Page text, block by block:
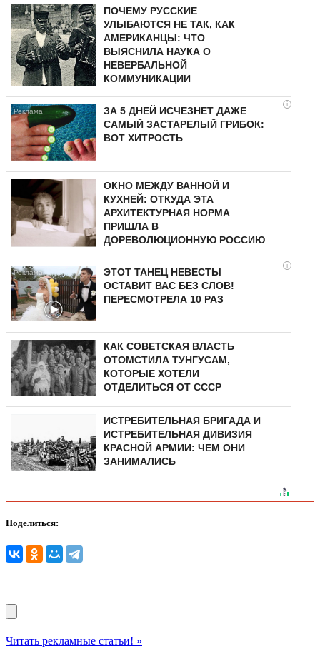
ПОЧЕМУ РУССКИЕ
УЛЫБАЮТСЯ НЕ ТАК, КАК
АМЕРИКАНЦЫ: ЧТО
ВЫЯСНИЛА НАУКА О
НЕВЕРБАЛЬНОЙ
КОММУНИКАЦИИ
i
ЗА 5 ДНЕЙ ИСЧЕЗНЕТ ДАЖЕ
САМЫЙ ЗАСТАРЕЛЫЙ ГРИБОК:
ВОТ ХИТРОСТЬ
ОКНО МЕЖДУ ВАННОЙ И
КУХНЕЙ: ОТКУДА ЭТА
АРХИТЕКТУРНАЯ НОРМА
ПРИШЛА В
ДОРЕВОЛЮЦИОННУЮ РОССИЮ
i
ЭТОТ ТАНЕЦ НЕВЕСТЫ
ОСТАВИТ ВАС БЕЗ СЛОВ!
ПЕРЕСМОТРЕЛА 10 РАЗ
КАК СОВЕТСКАЯ ВЛАСТЬ
ОТОМСТИЛА ТУНГУCAМ,
КОТОРЫЕ ХОТЕЛИ
ОТДЕЛИТЬСЯ ОТ СССР
ИСТРЕБИТЕЛЬНАЯ БРИГАДА И
ИСТРЕБИТЕЛЬНАЯ ДИВИЗИЯ
КРАСНОЙ АРМИИ: ЧЕМ ОНИ
ЗАНИМАЛИСЬ
Поделиться:
Читать рекламные статьи! »